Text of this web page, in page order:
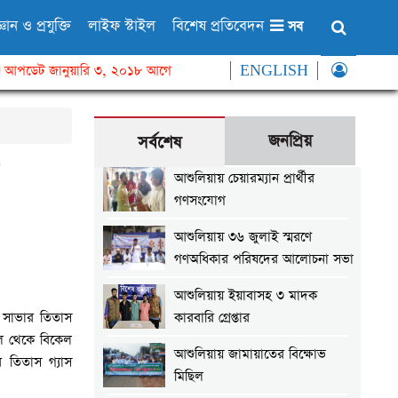
ও প্রযুক্তি লাইফ স্টাইল বিশেষ প্রতিবেদন সব
আপডেট জানুয়ারি ৩, ২০১৮ আগে ENGLISH
তিতাস
থেকে বিকেল
তিতাস গ্যাস
সর্বশেষ জনপ্রিয়
আশুলিয়ায় চেয়ারম্যান প্রার্থীর
গণসংযোগ
আশুলিয়ায় ৩৬ জুলাই স্মরণে
গণঅধিকার পরিষদের আলোচনা সভা
আশুলিয়ায় ইয়াবাসহ ৩ মাদক
কারবারি গ্রেপ্তার
আশুলিয়ায় জামায়াতের বিক্ষোভ
মিছিল